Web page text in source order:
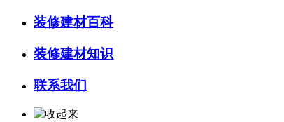
装修建材百科
装修建材知识
联系我们